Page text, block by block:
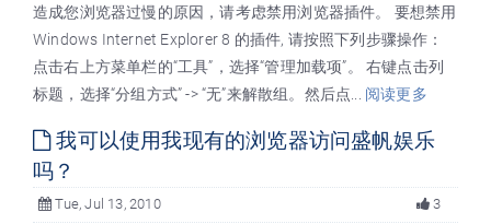
造成您浏览器过慢的原因，请考虑禁用浏览器插件。 要想禁用
Windows Internet Explorer 8 的插件, 请按照下列步骤操作：
点击右上方菜单栏的“工具”，选择“管理加载项”。 右键点击列
标题，选择“分组方式” -> “无”来解散组。然后点... 阅读更多
我可以使用我现有的浏览器访问盛帆娱乐
吗？
Tue, Jul 13, 2010 3